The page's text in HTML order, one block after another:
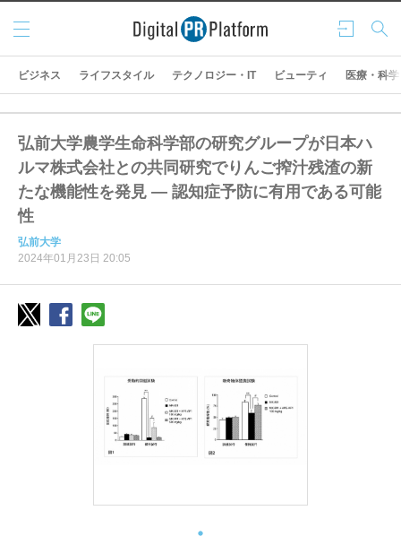
ログ
イン
検索
メニ
ュー
ビジネス ライフスタイル テクノロジー・IT ビューティ 医療・科学
弘前大学農学生命科学部の研究グループが日本ハ
ルマ株式会社との共同研究でりんご搾汁残渣の新
たな機能性を発見 ― 認知症予防に有用である可能
性
弘前大学
2024年01月23日 20:05